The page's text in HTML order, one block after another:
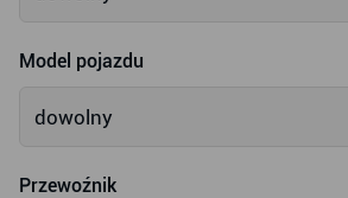
Model pojazdu
dowolny
Przewoźnik